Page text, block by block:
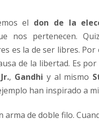
el don de la
nos pertenecen.
es la de ser libres.
de la libertad. Es
, Gandhi y al mismo
han inspirado a
arma de doble filo.